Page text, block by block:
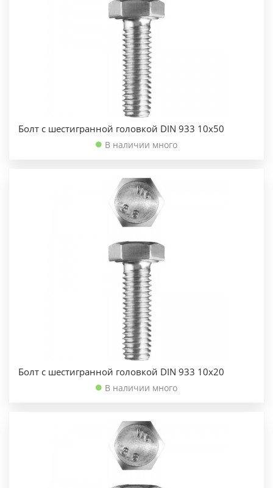
Болт с шестигранной головкой DIN 933 10х50
В наличии много
Болт с шестигранной головкой DIN 933 10х20
В наличии много